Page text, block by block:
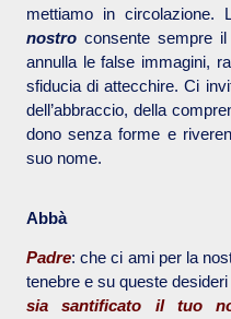
mettiamo in circolazione.
nostro consente sempre
annulla le false immagini,
sfiducia di attecchire. Ci
dell’abbraccio, della
dono senza forme e
suo nome.
Abbà
Padre: che ci ami per la
tenebre e su queste
sia santificato il tuo